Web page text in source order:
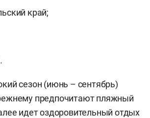
край;
сезон (июнь – сентябрь)
предпочитают пляжный
идет оздоровительный отдых